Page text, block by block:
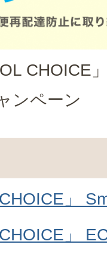
CHOICE
ンペーン
」
」